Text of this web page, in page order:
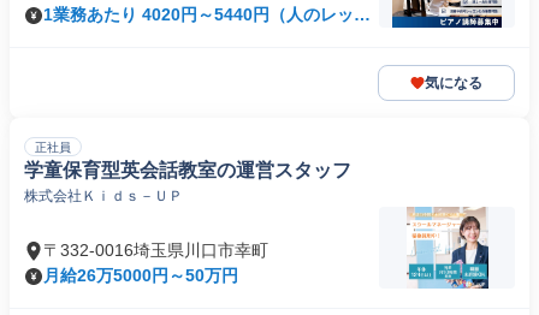
1業務あたり 4020円～5440円（人のレッス
気になる
正社員
学童保育型英会話教室の運営スタッフ
株式会社Ｋｉｄｓ－ＵＰ
〒332-0016埼玉県川口市幸町
月給26万5000円～50万円